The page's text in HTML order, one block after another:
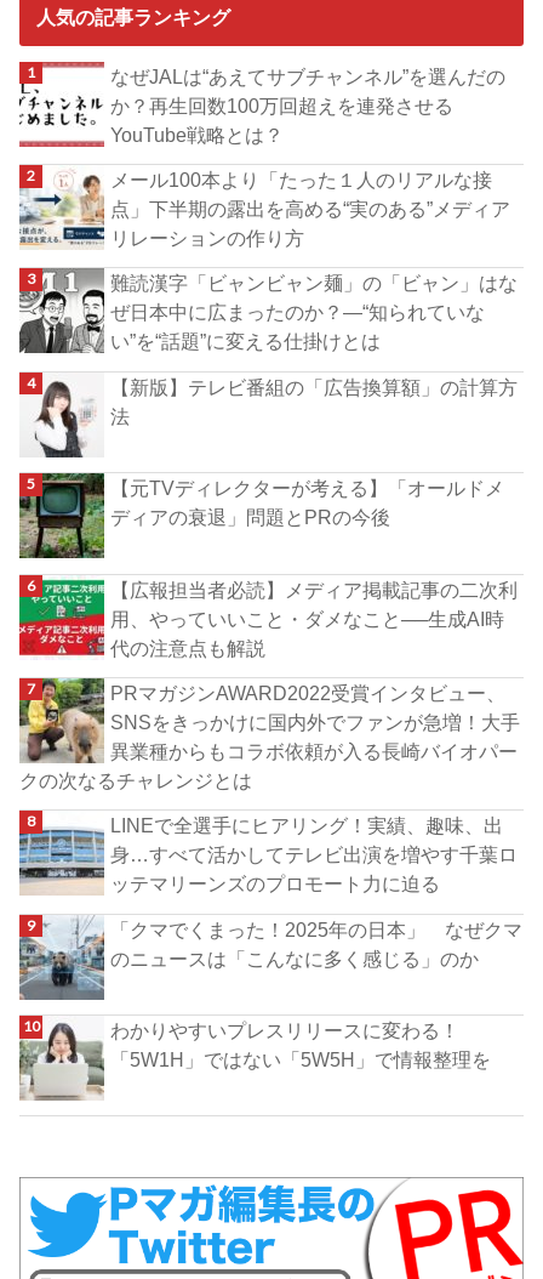
人気の記事ランキング
なぜJALは“あえてサブチャンネル”を選んだの
か？再生回数100万回超えを連発させる
YouTube戦略とは？
メール100本より「たった１人のリアルな接
点」下半期の露出を高める“実のある”メディア
リレーションの作り方
難読漢字「ビャンビャン麺」の「ビャン」はな
ぜ日本中に広まったのか？―“知られていな
い”を“話題”に変える仕掛けとは
【新版】テレビ番組の「広告換算額」の計算方
法
【元TVディレクターが考える】「オールドメ
ディアの衰退」問題とPRの今後
【広報担当者必読】メディア掲載記事の二次利
用、やっていいこと・ダメなこと──生成AI時
代の注意点も解説
PRマガジンAWARD2022受賞インタビュー、
SNSをきっかけに国内外でファンが急増！大手
異業種からもコラボ依頼が入る長崎バイオパー
クの次なるチャレンジとは
LINEで全選手にヒアリング！実績、趣味、出
身…すべて活かしてテレビ出演を増やす千葉ロ
ッテマリーンズのプロモート力に迫る
「クマでくまった！2025年の日本」 なぜクマ
のニュースは「こんなに多く感じる」のか
わかりやすいプレスリリースに変わる！
「5W1H」ではない「5W5H」で情報整理を